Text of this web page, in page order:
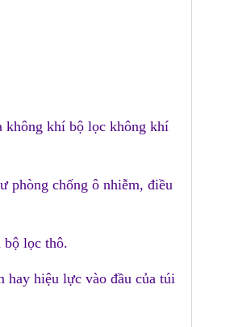
không khí bộ lọc không khí
phòng chống ô nhiễm, điều
bộ lọc thô.
hay hiệu lực vào đầu của túi